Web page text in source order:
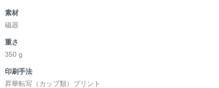
素材
磁器
重さ
350 g
印刷手法
昇華転写（カップ類）プリント